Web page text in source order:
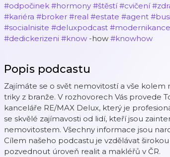
#odpočinek #hormony #štěstí #cvičení
#kariéra #broker #real #estate #agent
#socialnisite #deluxpodcast
#dedickerizeni #know -how #knowhow
Popis podcastu
Zajímáte se o svět nemovitostí a vše
triky z branže. V rozhovorech Vás provede
kanceláře RE/MAX Delux, který je
se skvělé zajímavosti od lidí, kteří jsou
nemovitostem. Všechny informace jsou
Cílem našeho podcastu je vzdělávat
pozvednout úroveň realit a makléřů v ČR.